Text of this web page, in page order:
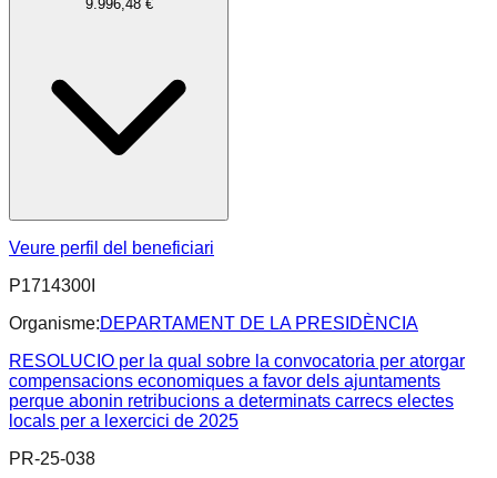
9.996,48 €
Veure perfil del beneficiari
P1714300I
Organisme:DEPARTAMENT DE LA PRESIDÈNCIA
RESOLUCIO per la qual sobre la convocatoria per atorgar
compensacions economiques a favor dels ajuntaments
perque abonin retribucions a determinats carrecs electes
locals per a lexercici de 2025
PR-25-038